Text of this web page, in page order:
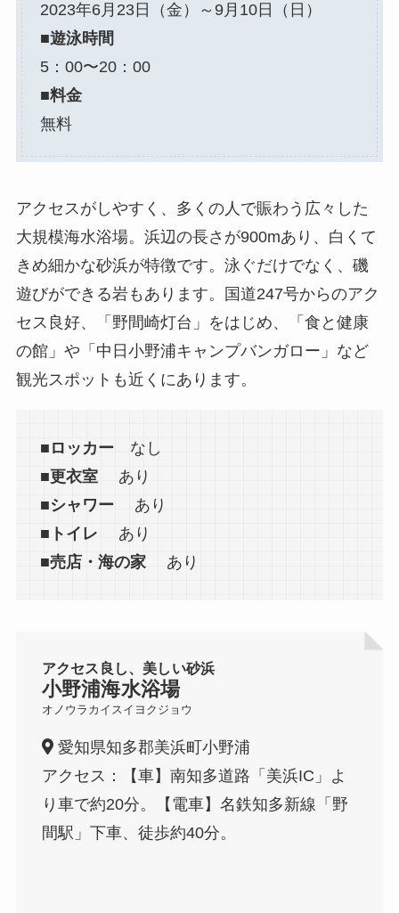
2023年6月23日（金）～9月10日（日）
■遊泳時間
5：00〜20：00
■料金
無料
アクセスがしやすく、多くの人で賑わう広々した
大規模海水浴場。浜辺の長さが900mあり、白くて
きめ細かな砂浜が特徴です。泳ぐだけでなく、磯
遊びができる岩もあります。国道247号からのアク
セス良好、「野間崎灯台」をはじめ、「食と健康
の館」や「中日小野浦キャンプバンガロー」など
観光スポットも近くにあります。
■ロッカー なし
■更衣室あり
■シャワー あり
■トイレ あり
■売店・海の家あり
アクセス良し、美しい砂浜
小野浦海水浴場
オノウラカイスイヨクジョウ
愛知県知多郡美浜町小野浦
アクセス：【車】南知多道路「美浜IC」よ
り車で約20分。【電車】名鉄知多新線「野
間駅」下車、徒歩約40分。